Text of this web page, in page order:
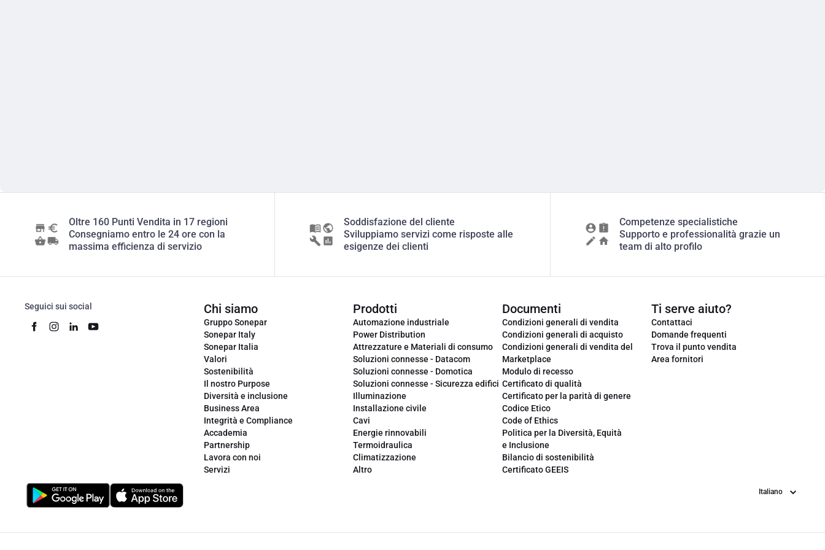
Oltre 160 Punti Vendita in 17 regioni
Consegniamo entro le 24 ore con la
massima efficienza di servizio
Soddisfazione del cliente
Sviluppiamo servizi come risposte alle
esigenze dei clienti
Competenze specialistiche
Supporto e professionalità grazie un
team di alto profilo
Seguici sui social Chi siamo
Gruppo Sonepar
Sonepar Italy
Sonepar Italia
Valori
Sostenibilità
Il nostro Purpose
Diversità e inclusione
Business Area
Integrità e Compliance
Accademia
Partnership
Lavora con noi
Servizi
Prodotti
Automazione industriale
Power Distribution
Attrezzature e Materiali di consumo
Soluzioni connesse - Datacom
Soluzioni connesse - Domotica
Soluzioni connesse - Sicurezza edifici
Illuminazione
Installazione civile
Cavi
Energie rinnovabili
Termoidraulica
Climatizzazione
Altro
Documenti
Condizioni generali di vendita
Condizioni generali di acquisto
Condizioni generali di vendita del
Marketplace
Modulo di recesso
Certificato di qualità
Certificato per la parità di genere
Codice Etico
Code of Ethics
Politica per la Diversità, Equità
e Inclusione
Bilancio di sostenibilità
Certificato GEEIS
Ti serve aiuto?
Contattaci
Domande frequenti
Trova il punto vendita
Area fornitori
Lingua